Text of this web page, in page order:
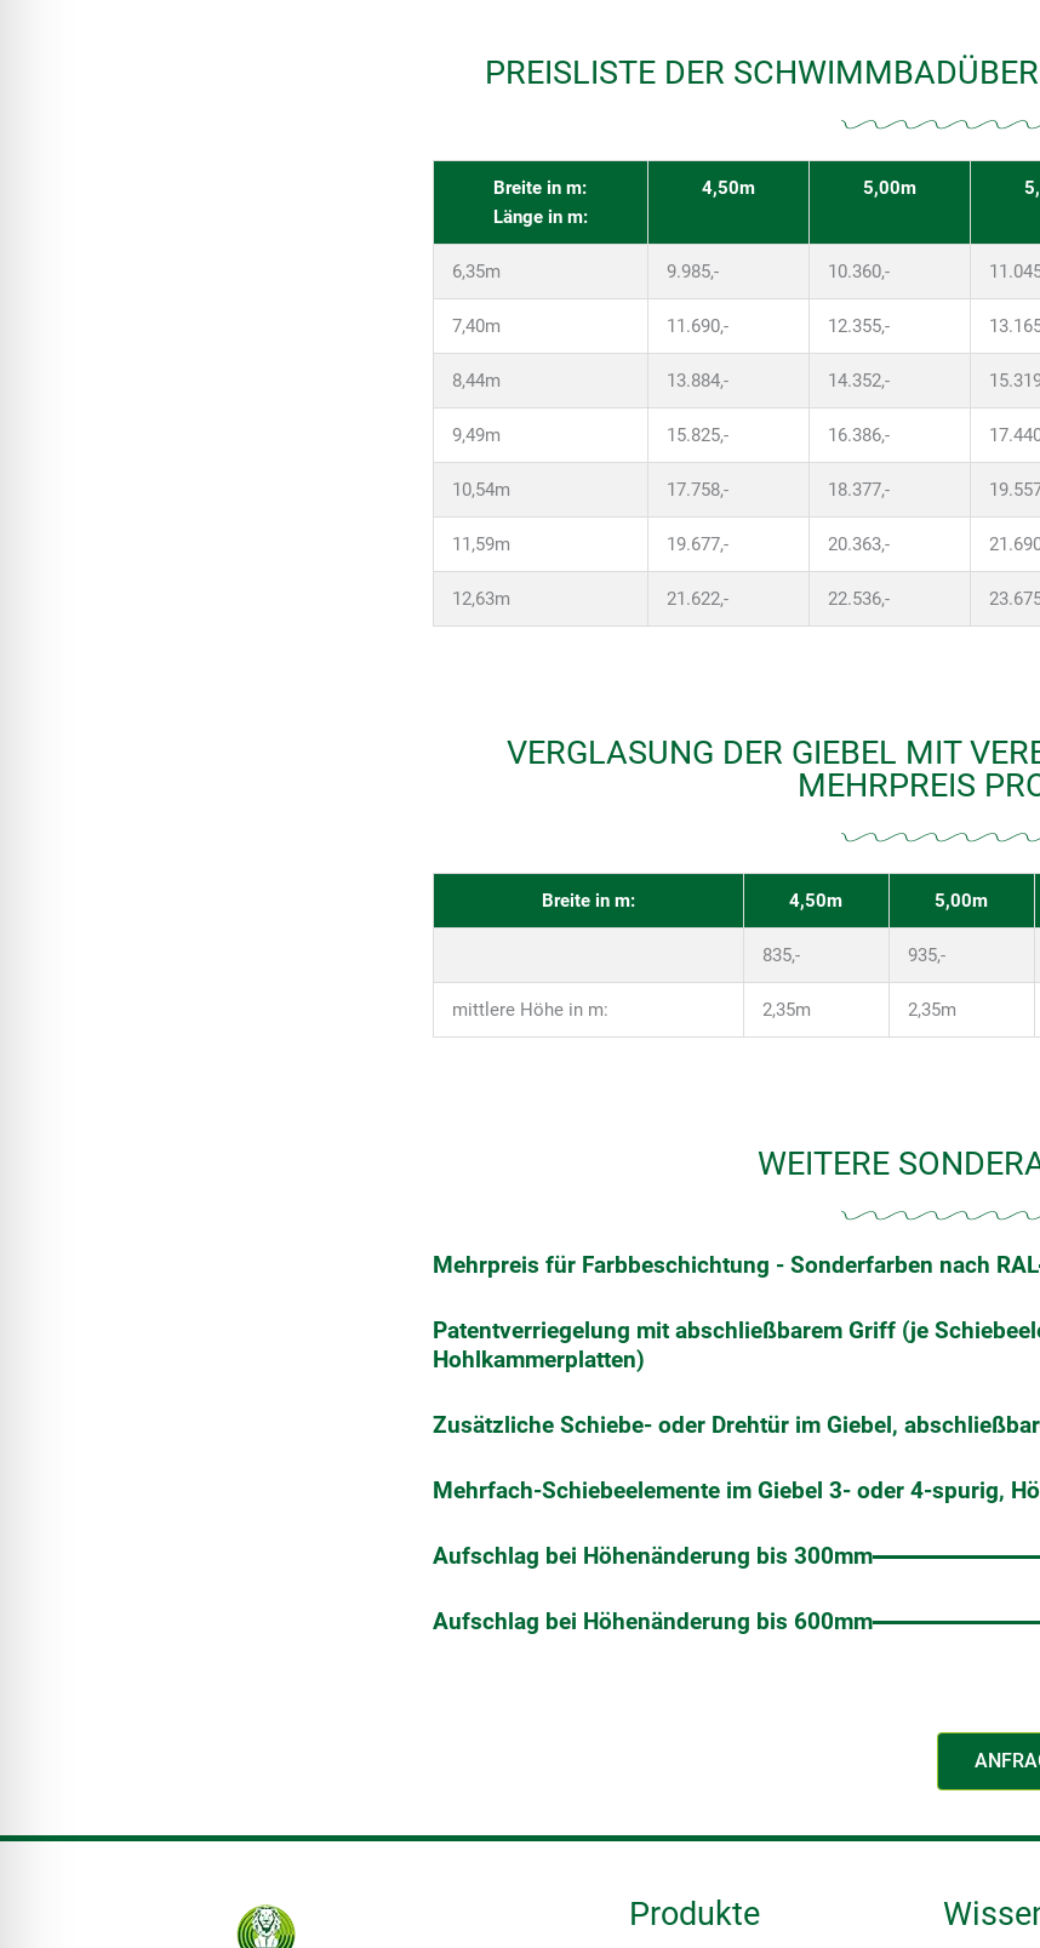
PREISLISTE DER
Breite in m:
Länge in m:
4,50m 5,00m
6,35m 9.985,- 10.360,-
7,40m 11.690,- 12.355,-
8,44m 13.884,- 14.352,-
9,49m 15.825,- 16.386,-
10,54m 17.758,- 18.377,-
11,59m 19.677,- 20.363,-
12,63m 21.622,- 22.536,-
VERGLASUNG DER GIEBEL MIT
MEHRPREIS
Breite in m: 4,50m 5,00m
835,- 935,-
mittlere Höhe in m: 2,35m 2,35m
WEITERE
Mehrpreis für Farbbeschichtung - Sonderfarben nach RAL
Patentverriegelung mit abschließbarem Griff (je
Hohlkammerplatten)
Zusätzliche Schiebe- oder Drehtür im Giebel, abschließbar
Mehrfach-Schiebeelemente im Giebel 3- oder 4-spurig,
Aufschlag bei Höhenänderung bis 300mm
Aufschlag bei Höhenänderung bis 600mm
Produkte